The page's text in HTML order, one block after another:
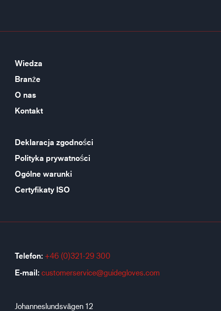
Wiedza
Branże
O nas
Kontakt
Deklaracja zgodności
Polityka prywatności
Ogólne warunki
Certyfikaty ISO
Telefon: +46 (0)321-29 300
E-mail: customerservice@guidegloves.com
Johanneslundsvägen 12